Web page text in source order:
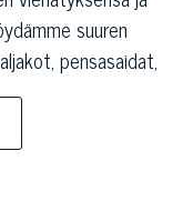
suuren
pensasaidat,
magnoliat. Sen
sisältävän
kauniit
vihreille